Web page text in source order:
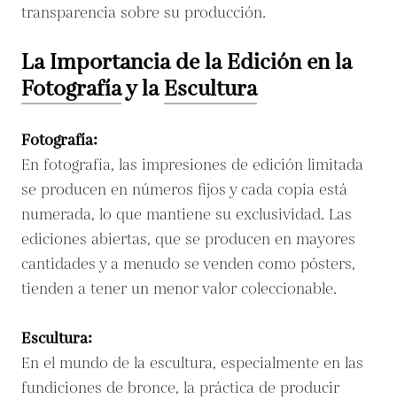
transparencia sobre su producción.
La Importancia de la Edición en la
Fotografíay laEscultura
Fotografía:
En fotografía, las impresiones de edición limitada
se producen en números fijos y cada copia está
numerada, lo que mantiene su exclusividad. Las
ediciones abiertas, que se producen en mayores
cantidades y a menudo se venden como pósters,
tienden a tener un menor valor coleccionable.
Escultura:
En el mundo de la escultura, especialmente en las
fundiciones de bronce, la práctica de producir